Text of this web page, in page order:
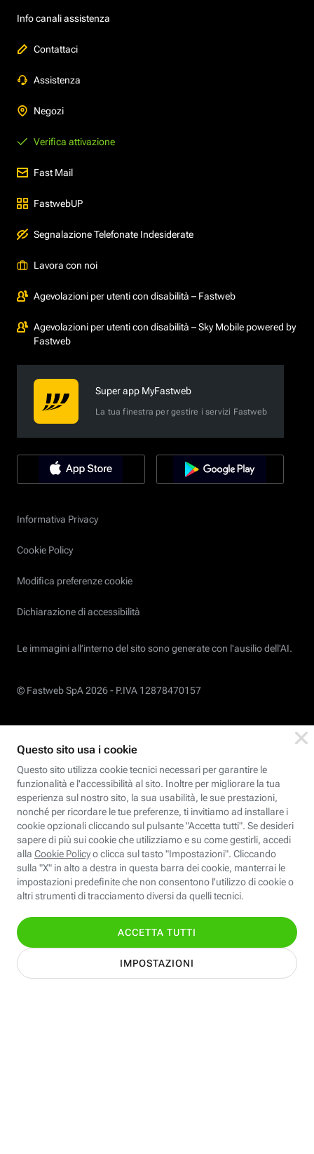
Info canali assistenza
Contattaci
Assistenza
Negozi
Verifica attivazione
Fast Mail
FastwebUP
Segnalazione Telefonate Indesiderate
Lavora con noi
Agevolazioni per utenti con disabilità – Fastweb
Agevolazioni per utenti con disabilità – Sky Mobile powered by
Fastweb
Super app MyFastweb
La tua finestra per gestire i servizi Fastweb
Informativa Privacy
Cookie Policy
Modifica preferenze cookie
Dichiarazione di accessibilità
Le immagini all’interno del sito sono generate con l'ausilio dell'AI.
© Fastweb SpA 2026 - P.IVA 12878470157